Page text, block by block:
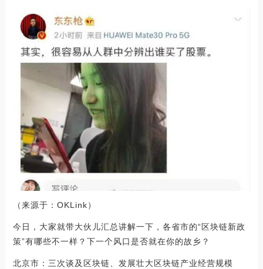
（来源于：OKLink）
今日，大家就带大伙儿汇总讲解一下，各省市的“区块链新政
策”有哪些不一样？下一个风口是否就在你的故乡？
北京市：三次谈及区块链、发展壮大区块链产业经营规模